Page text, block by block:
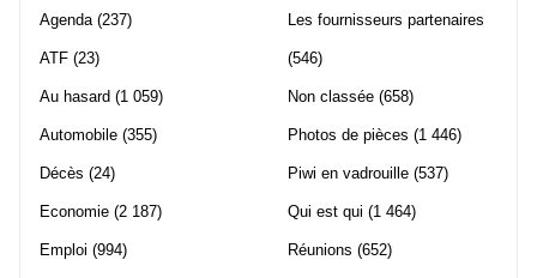
Agenda(237)
ATF (23)
Au hasard (1 059)
Automobile (355)
Décès (24)
Economie (2 187)
Emploi (994)
Les fournisseurs partenaires
(546)
Non classée (658)
Photos de pièces (1 446)
Piwi en vadrouille (537)
Qui est qui (1 464)
Réunions (652)